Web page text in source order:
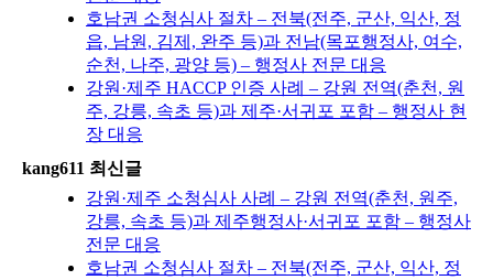
호남권 소청심사 절차 – 전북(전주, 군산, 익산, 정
읍, 남원, 김제, 완주 등)과 전남(목포행정사, 여수,
순천, 나주, 광양 등) – 행정사 전문 대응
강원·제주 HACCP 인증 사례 – 강원 전역(춘천, 원
주, 강릉, 속초 등)과 제주·서귀포 포함 – 행정사 현
장 대응
kang611 최신글
강원·제주 소청심사 사례 – 강원 전역(춘천, 원주,
강릉, 속초 등)과 제주행정사·서귀포 포함 – 행정사
전문 대응
호남권 소청심사 절차 – 전북(전주, 군산, 익산, 정